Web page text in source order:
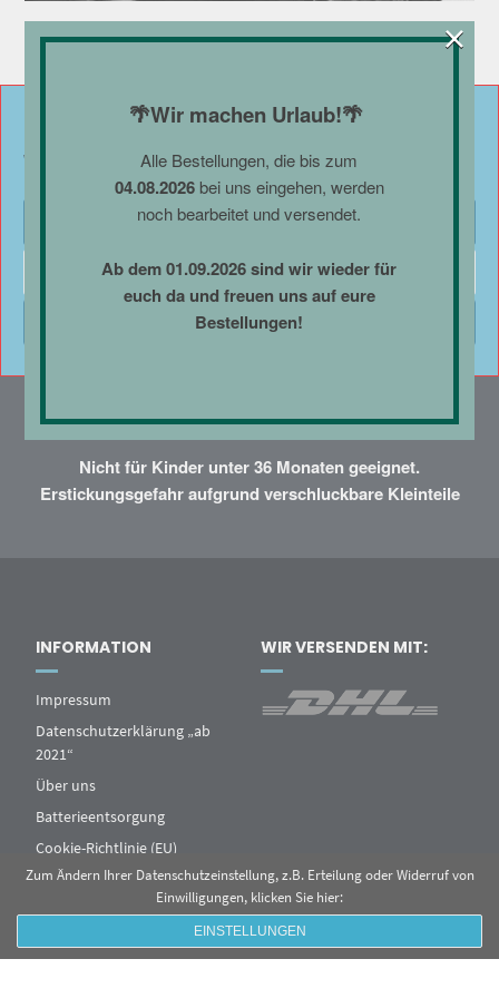
Cookie-Zustimmung verwalten
Wir verwenden Cookies, um unsere Website und unseren Service zu optimieren.
Cookies akzeptieren
Ablehnen
Einstellungen anzeigen
* Alle Preise enthalten Steuern und Abgaben. Als Kleinunternehmer gemäß
§19 Abs. 1 UStG erfolgt keine Umsatzsteuerausweisung zzgl.
Nicht für Kinder unter 36 Monaten geeignet.
Erstickungsgefahr aufgrund verschluckbare Kleinteile
INFORMATION
Impressum
Datenschutzerklärung „ab
2021“
Über uns
Batterieentsorgung
Cookie-Richtlinie (EU)
WIR VERSENDEN MIT:
🌴Wir machen Urlaub!🌴
Alle Bestellungen, die bis zum
04.08.2026bei uns eingehen, werden
noch bearbeitet und versendet.
Ab dem 01.09.2026 sind wir wieder für
euch da und freuen uns auf eure
Bestellungen!
×
Zum Ändern Ihrer Datenschutzeinstellung, z.B. Erteilung oder Widerruf von
Einwilligungen, klicken Sie hier:
EINSTELLUNGEN